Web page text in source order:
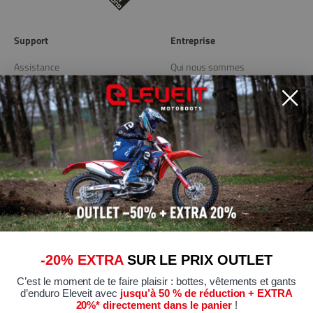
Support
Assistance
Livraison et retours
Entreprise
Qui nous sommes
Blog
Store Locator
Liens utiles
Politique de confidentialité
Politique de cookies
Modifier les préférences de
Certifications de conformité
-20% EXTRASUR LE PRIX OUTLET
C’est le moment de te faire plaisir : bottes, vêtements et gants
d’enduro Eleveit avec jusqu’à 50 % de réduction + EXTRA
20%* directement dans le panier!